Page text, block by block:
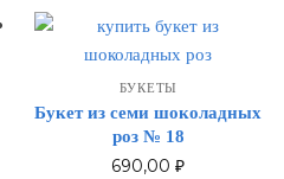
БУКЕТЫ
Букет из семи шоколадных
роз № 18
690,00₽